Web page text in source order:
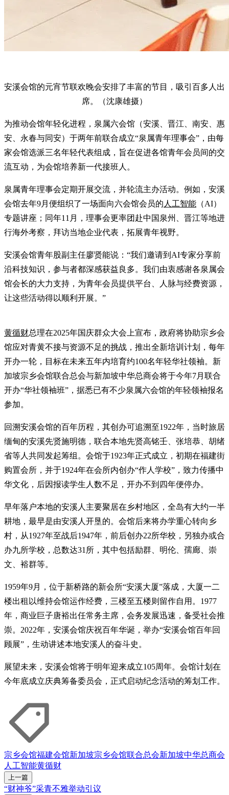
安溪会馆的元宵节联欢晚会安排了丰富的节目，吸引百多人出
席。（沈康雄摄）
为推动会馆年轻化进程，泉属六会馆（安溪、晋江、南安、惠
安、永春与同安）于两年前联合成立“泉属青年理事会”，由每
家会馆选派三名年轻代表组成，旨在促进各馆青年会员间的交
流互动，为会馆培养新一代接班人。
泉属青年理事会定期开展交流，并轮流主办活动。例如，安溪
会馆去年9月便组织了一场面向六会馆会员的 人工智能 （AI）
专题讲座；同年11月，理事会更率团赴中国泉州、晋江等地进
行海外考察，拜访当地企业代表，拓展青年视野。
安溪会馆青年股副主任廖贤能说：“我们邀请到AI专家分享前
沿科技知识，参与者都深感获益良多。我们由衷感谢各泉属会
馆会长的大力支持，为青年会员提供平台、人脉与经费资源，
让这些活动得以顺利开展。”
黄循财总理在2025年国庆群众大会上宣布，政府将协助宗乡会
馆应对青黄不接与资源不足的挑战，推出全新培训计划，每年
开办一轮，目标在未来五年内培育约100名年轻华社领袖。新
加坡宗乡会馆联合总会与新加坡中华总商会将于今年7月联合
开办“华社领袖班”，据悉已有不少泉属六会馆的年轻领袖报名
参加。
回溯安溪会馆的百年历程，其创办可追溯至1922年，当时旅居
缅甸的安溪先贤施明德，联合本地先贤高铭壬、张培恭、胡绪
省等人共同发起筹组。会馆于1923年正式成立，初期在福建街
购置会所，并于1924年在会所内创办“作人学校”，致力传播中
华文化，后因报读学生人数不足，开办不到四年便停办。
早年落户本地的安溪人主要聚居在乡村地区，全岛有大约一半
耕地，最早是由安溪人开垦的。会馆后来将办学重心转向乡
村，从1927年至战后1947年，前后创办22所华校，另独办或合
办九所学校，总数达31所，其中包括励群、明伦、孺廊、崇
文、裕群等。
1959年9月，位于新桥路的新会所“安溪大厦”落成，大厦一二
楼出租以维持会馆运作经费，三楼至五楼则留作自用。1977
年，商业巨子唐裕出任常务主席，会务发展迅速，备受社会推
崇。2022年，安溪会馆庆祝百年华诞，举办“安溪会馆百年回
顾展”，生动讲述本地安溪人的奋斗史。
展望未来，安溪会馆将于明年迎来成立105周年。会馆计划在
今年底成立庆典筹备委员会，正式启动纪念活动的筹划工作。
宗乡会馆福建会馆新加坡宗乡会馆联合总会新加坡中华总商会
人工智能黄循财
上一篇
“财神爷”采青不雅举动引议